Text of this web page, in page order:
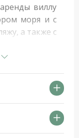
виллу
моря и с
а также с
Вам виллу
песчано-
так
пробежку